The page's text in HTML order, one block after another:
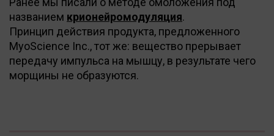
названием крионейромодуляция.
Принцип действия продукта, предложенного
MyoScience Inc., тот же: вещество прерывает
передачу импульса на мышцу, в результате чего
морщины не образуются.